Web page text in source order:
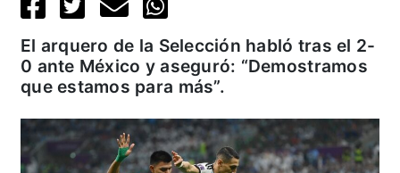
El arquero de la Selección habló tras el 2-
0 ante México y aseguró: “Demostramos
que estamos para más”.